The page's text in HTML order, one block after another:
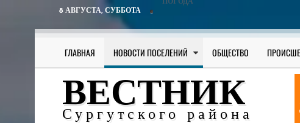
8 АВГУСТА, СУББОТА
ПОГОДА
ГЛАВНАЯ НОВОСТИ ПОСЕЛЕНИЙ ОБЩЕСТВО
ВЕСТНИК
Сургутского района